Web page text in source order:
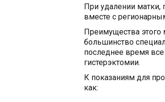
При удалении матки,
вместе с
Преимущества этого
большинство
последнее время
гистерэктомии.
К показаниям для
как: